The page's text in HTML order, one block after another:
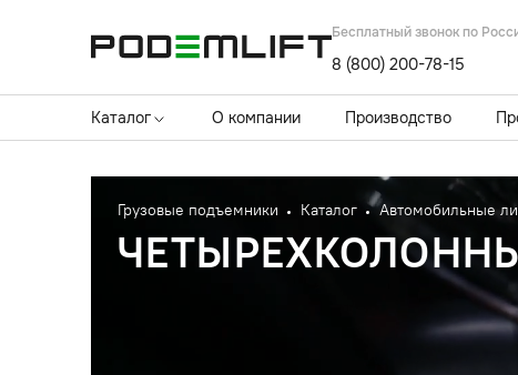
Бесплатный звонок по
8 (800) 200-78-15
Каталог О компании Производство
Грузовые подъемники Каталог Автомобильные